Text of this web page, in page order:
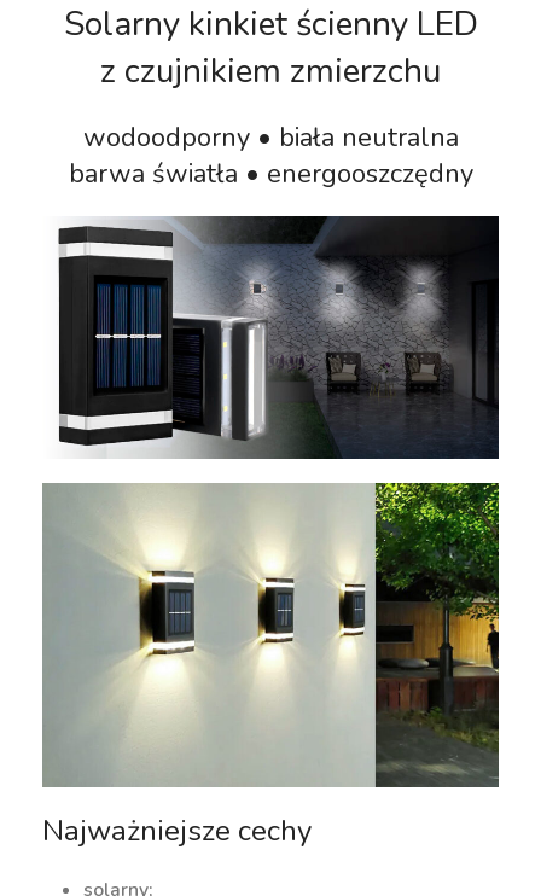
Solarny kinkiet ścienny LED
z czujnikiem zmierzchu
wodoodporny • biała neutralna
barwa światła • energooszczędny
Najważniejsze cechy
solarny;